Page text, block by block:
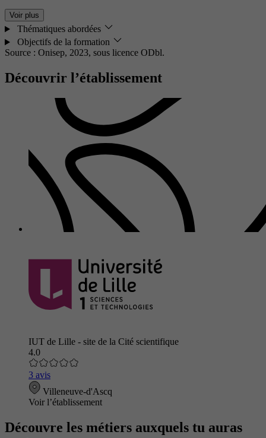
Voir plus
Thématiques abordées
Objectifs de la formation
Source : Onisep, 2023, sous licence ODbl.
Découvrir l’établissement
IUT de Lille - site de la Cité scientifique
4.0
3 avis
Villeneuve-d'Ascq
Voir l’établissement
Découvre les métiers auxquels tu auras